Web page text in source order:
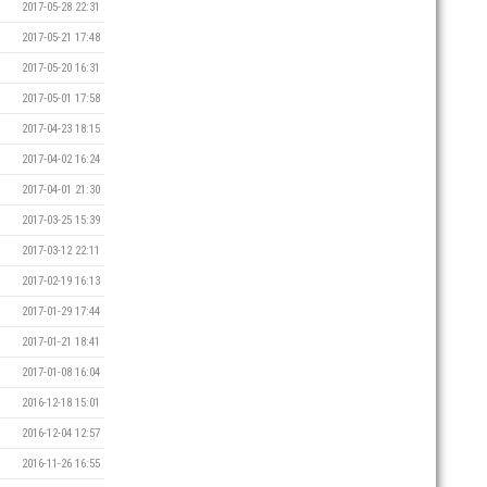
2017-05-28 22:31
2017-05-21 17:48
2017-05-20 16:31
2017-05-01 17:58
2017-04-23 18:15
2017-04-02 16:24
2017-04-01 21:30
2017-03-25 15:39
2017-03-12 22:11
2017-02-19 16:13
2017-01-29 17:44
2017-01-21 18:41
2017-01-08 16:04
2016-12-18 15:01
2016-12-04 12:57
2016-11-26 16:55